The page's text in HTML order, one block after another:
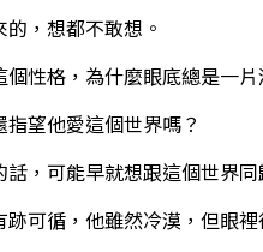
，想都不敢想。
性格，為什麼眼底總是一
望他愛這個世界嗎？
，可能早就想跟這個世界同
可循，他雖然冷漠，但眼裡